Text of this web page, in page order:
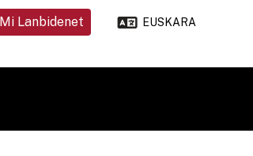
Mi Lanbidenet EUSKARA